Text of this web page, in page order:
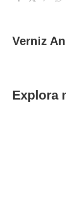
Verniz
Explora